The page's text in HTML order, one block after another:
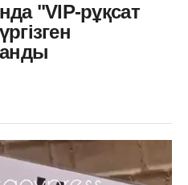
"VIP-рұқсат